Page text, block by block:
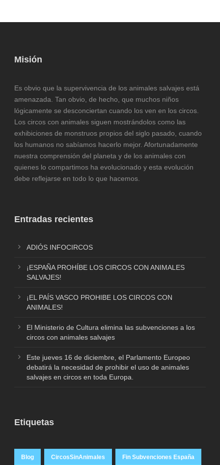
Misión
Es obvio que la supervivencia de los animales salvajes está
amenazada. Tan obvio, de hecho, que muchos niños
lógicamente se desconciertan cuando los ven en los circos.
Los circos con animales siguen mostrándolos como las
exhibiciones de monstruos propios del siglo pasado, cuando
los humanos no sabíamos hacerlo mejor. Afortunadamente
nuestra comprensión del planeta y de los animales con
quienes lo compartimos ha evolucionado y esta evolución
debe reflejarse en todo lo que hacemos.
Entradas recientes
ADIÓS INFOCIRCOS
¡ESPAÑA PROHÍBE LOS CIRCOS CON ANIMALES
SALVAJES!
¡EL PAÍS VASCO PROHIBE LOS CIRCOS CON
ANIMALES!
El Ministerio de Cultura elimina las subvenciones a los
circos con animales salvajes
Este jueves 16 de diciembre, el Parlamento Europeo
debatirá la necesidad de prohibir el uso de animales
salvajes en circos en toda Europa.
Etiquetas
Blog CircosSinAnimales Fin Subvenciones España